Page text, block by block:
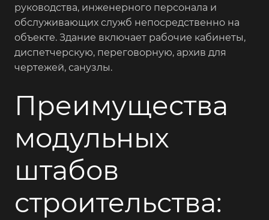
руководства, инженерного персонала и
обслуживающих служб непосредственно на
объекте. Здание включает рабочие кабинеты,
диспетчерскую, переговорную, архив для
чертежей, санузлы.
Преимущества
модульных
штабов
строительства: